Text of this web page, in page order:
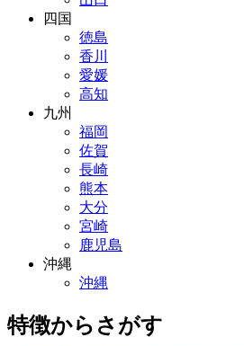
四国
徳島
香川
愛媛
高知
九州
福岡
佐賀
長崎
熊本
大分
宮崎
鹿児島
沖縄
沖縄
特徴からさがす